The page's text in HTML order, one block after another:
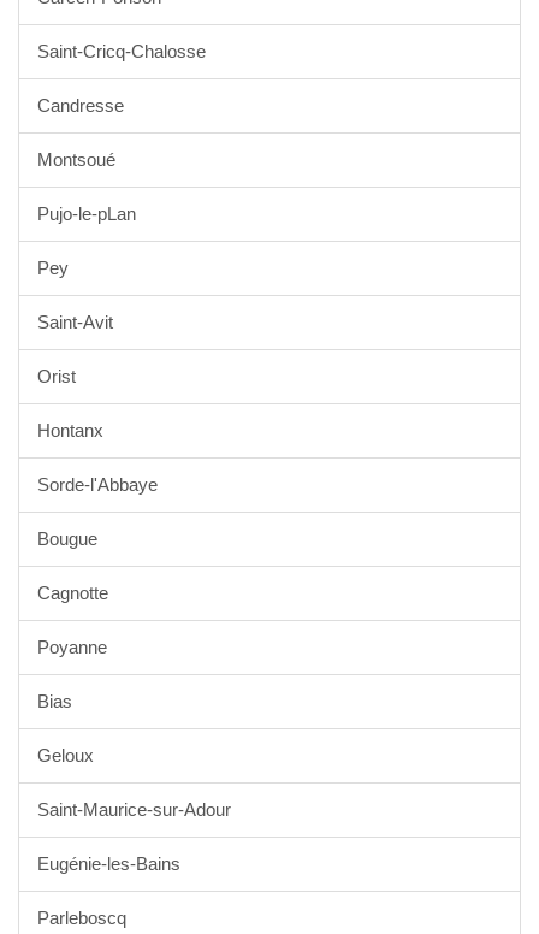
Saint-Cricq-Chalosse
Candresse
Montsoué
Pujo-le-pLan
Pey
Saint-Avit
Orist
Hontanx
Sorde-l'Abbaye
Bougue
Cagnotte
Poyanne
Bias
Geloux
Saint-Maurice-sur-Adour
Eugénie-les-Bains
Parleboscq